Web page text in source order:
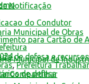
Notificação
do Condutor
para Cartão de
de defesa e recursos
de defesa
Municipal de Obras
Municipal de
,Prefeitura
Compartilhar